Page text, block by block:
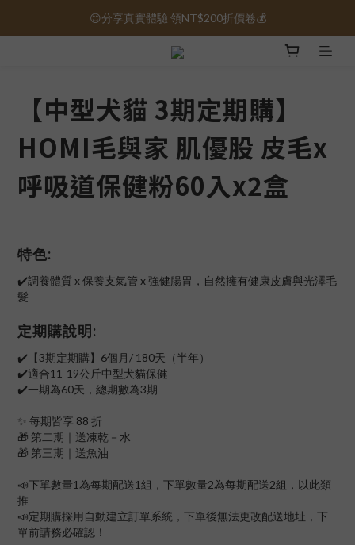
保健品免運｜全館滿1000元免運 🚚
😊分享真實體驗 領NT$200折價卷💰
保健品免運｜全館滿1000元免運 🚚
【中型犬貓 3期定期購】
HOMI毛與家 肌優股 皮毛x
呼吸道保健粉60入x2盒
特色:
✔️調養體質 x 保養支氣管 x 強健腸胃，自然擁有健康皮膚與光澤毛
髮
定期購說明:
✔️【3期定期購】6個月/ 180天（半年）
✔️適合11-19公斤中型犬貓保健
✔️一期為60天，總期數為3期
✨ 每期皆享 88 折
🎁 第二期｜送凍乾－水
🎁 第三期｜送魚油
📣下單數量1為每期配送1組，下單數量2為每期配送2組，以此類
推
📣定期購採用自動建立訂單系統，下單後無法更改配送地址，下
單前請務必確認！